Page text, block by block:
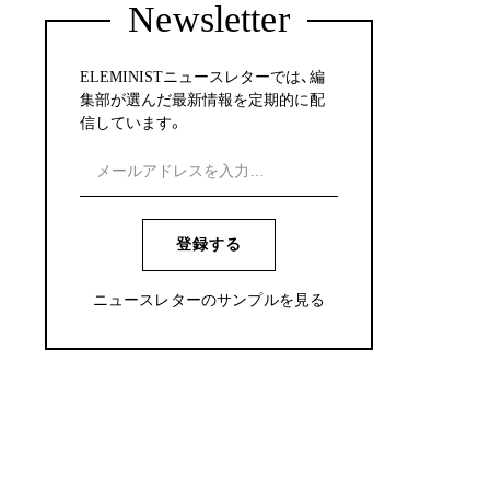
Newsletter
ELEMINISTニュースレターでは、編
集部が選んだ最新情報を定期的に配
信しています。
登録する
ニュースレターのサンプルを見る